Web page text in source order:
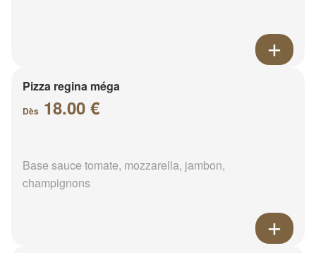
Pizza regina méga
Dès 18.00 €
Base sauce tomate, mozzarella, jambon,
champignons